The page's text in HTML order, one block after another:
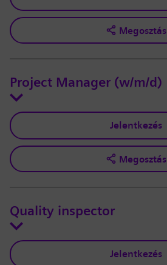
Megosztás
Project Manager (w/m/d)
Jelentkezés
Megosztás
Quality inspector
Jelentkezés